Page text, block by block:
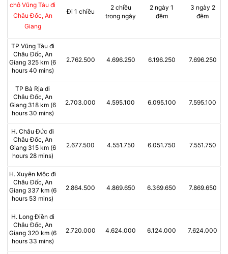
chỗ Vũng Tàu đi
Châu Đốc, An
Giang
Đi 1 chiều
2 chiều
trong ngày
2 ngày 1
đêm
3 ngày 2
đêm
TP Vũng Tàu đi
Châu Đốc, An
Giang 325 km (6
hours 40 mins)
2.762.500 4.696.250 6.196.250 7.696.250
TP Bà Rịa đi
Châu Đốc, An
Giang 318 km (6
hours 30 mins)
2.703.000 4.595.100 6.095.100 7.595.100
H. Châu Đức đi
Châu Đốc, An
Giang 315 km (6
hours 28 mins)
2.677.500 4.551.750 6.051.750 7.551.750
H. Xuyên Mộc đi
Châu Đốc, An
Giang 337 km (6
hours 53 mins)
2.864.500 4.869.650 6.369.650 7.869.650
H. Long Điền đi
Châu Đốc, An
Giang 320 km (6
hours 33 mins)
2.720.000 4.624.000 6.124.000 7.624.000